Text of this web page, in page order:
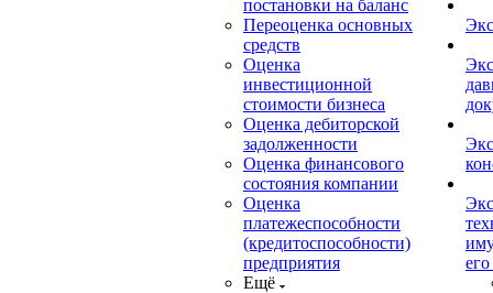
постановки на баланс
Переоценка основных
средств
Оценка
инвестиционной
стоимости бизнеса
Оценка дебиторской
задолженности
Оценка финансового
состояния компании
Оценка
платежеспособности
(кредитоспособности)
предприятия
Ещё